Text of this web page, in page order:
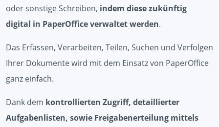
oder sonstige Schreiben, indem diese zukünftig
digital in PaperOffice verwaltet werden.
Das Erfassen, Verarbeiten, Teilen, Suchen und Verfolgen
Ihrer Dokumente wird mit dem Einsatz von PaperOffice
ganz einfach.
Dank dem kontrollierten Zugriff, detaillierter
Aufgabenlisten, sowie Freigabenerteilung mittels